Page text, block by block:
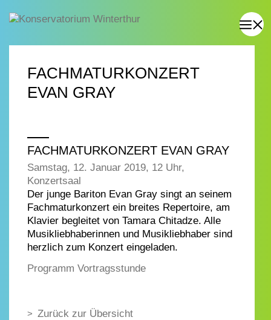
FACHMATURKONZERT
EVAN GRAY
FACHMATURKONZERT EVAN GRAY
Samstag, 12. Januar 2019, 12 Uhr,
Konzertsaal
Der junge Bariton Evan Gray singt an seinem
Fachmaturkonzert ein breites Repertoire, am
Klavier begleitet von Tamara Chitadze. Alle
Musikliebhaberinnen und Musikliebhaber sind
herzlich zum Konzert eingeladen.
Programm Vortragsstunde
Zurück zur Übersicht